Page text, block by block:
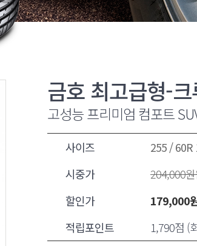
금호 최고급형-
고성능 프리미엄 컴포트
사이즈
255 / 60R
시중가
204,000
할인가
179,000
적립포인트
1,790점 (